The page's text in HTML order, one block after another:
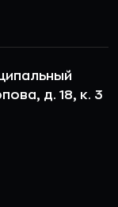
д. 18, к. 3